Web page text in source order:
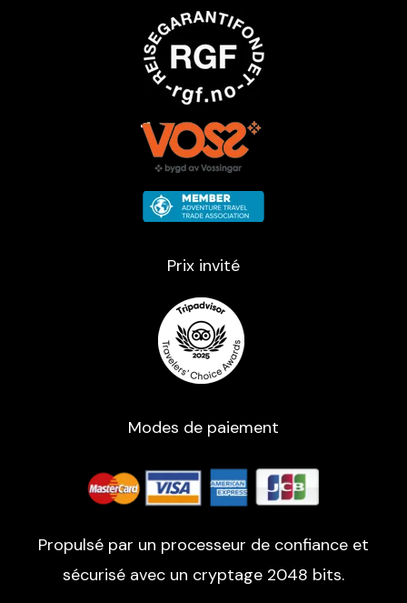
Prix ​​invité
Modes de paiement
Propulsé par un processeur de confiance et
sécurisé avec un cryptage 2048 bits.